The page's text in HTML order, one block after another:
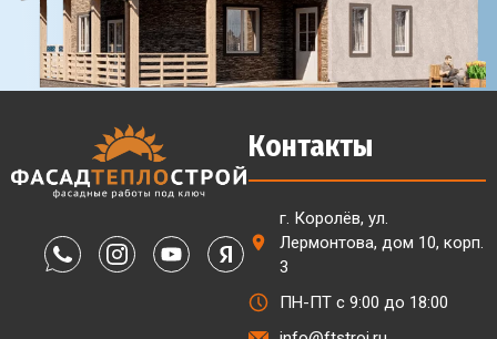
Контакты
г. Королёв, ул.
Лермонтова, дом 10, корп.
3
ПН-ПТ с 9:00 до 18:00